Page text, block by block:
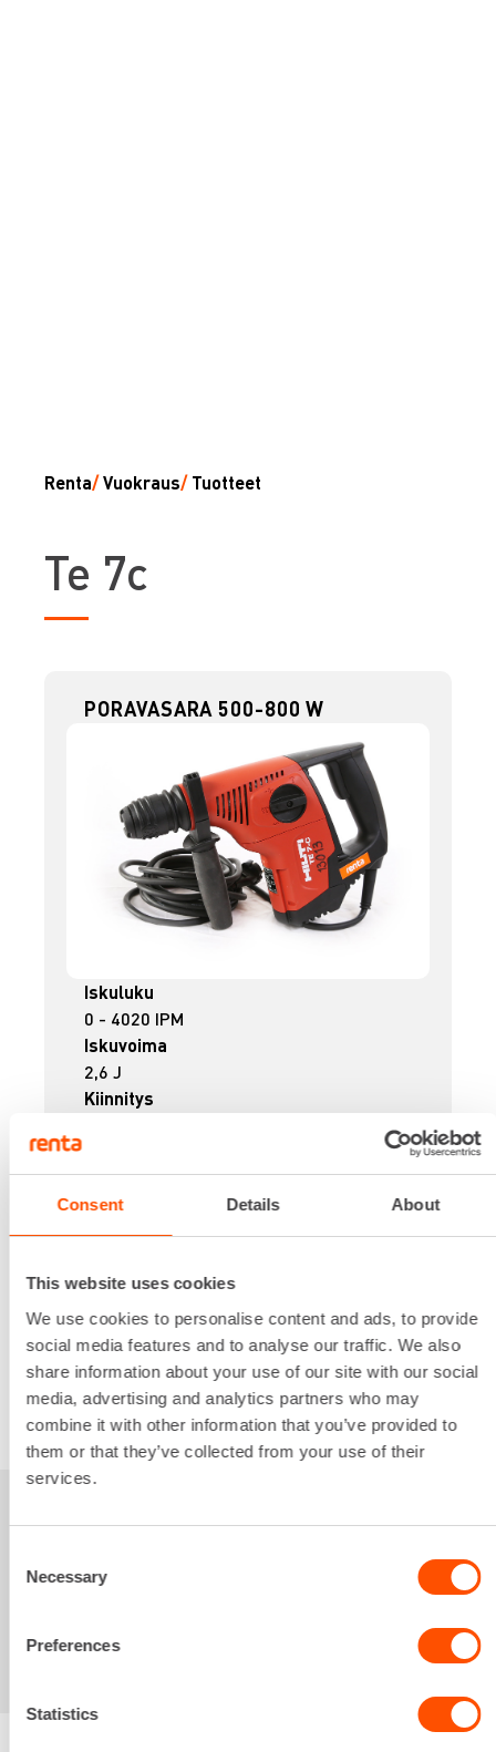
Consent Details About
This website uses cookies
We use cookies to personalise content and ads, to provide
social media features and to analyse our traffic. We also
share information about your use of our site with our social
media, advertising and analytics partners who may
combine it with other information that you’ve provided to
them or that they’ve collected from your use of their
services.
Selection
Necessary
Preferences
Statistics
Renta/Vuokraus/ Tuotteet
Te 7c
PORAVASARA 500-800 W
Iskuluku
0 - 4020 IPM
Iskuvoima
2,6 J
Kiinnitys
720 W
Paino
3,4 kg
Seuraavat pv ?
Kuukausi 208,37 €/ kk
Alv 0 %
VUOKRAA
Sinua saattaisi
kiinnostaa myös